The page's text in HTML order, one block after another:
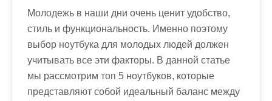
Молодежь в наши дни очень ценит удобство,
стиль и функциональность. Именно поэтому
выбор ноутбука для молодых людей должен
учитывать все эти факторы. В данной статье
мы рассмотрим топ 5 ноутбуков, которые
представляют собой идеальный баланс между